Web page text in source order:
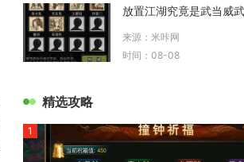
来源：米咔网
时间：08-08
精选攻略
1